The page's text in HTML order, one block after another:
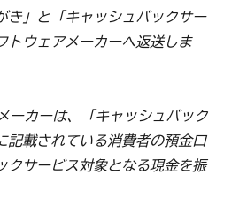
き」と「キャッシュバックサー
トウェアメーカーへ返送しま
ーカーは、「キャッシュバック
記載されている消費者の預金口
クサービス対象となる現金を振